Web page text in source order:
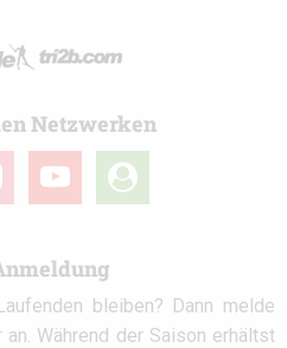
Netzwerken
youtube
user-
circle
bleiben? Dann melde
Während der Saison erhältst